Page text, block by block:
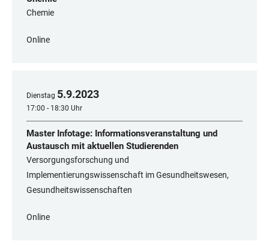
Chemie
Online
Dienstag 5.9.2023
17:00 - 18:30 Uhr
Master Infotage: Informationsveranstaltung und
Austausch mit aktuellen Studierenden
Versorgungsforschung und
Implementierungswissenschaft im Gesundheitswesen,
Gesundheitswissenschaften
Online